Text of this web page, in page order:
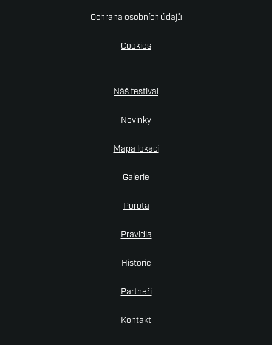
Ochrana osobních údajů
Cookies
Náš festival
Novinky
Mapa lokací
Galerie
Porota
Pravidla
Historie
Partneři
Kontakt